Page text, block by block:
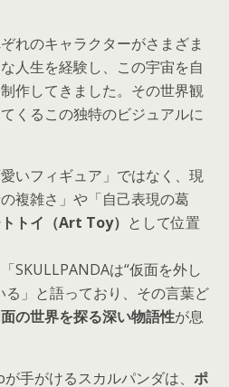
れのキャラクターがさまざま
人生を経験し、この宇宙を自
作してきました。その世界観
くるこの独特のビジュアルに
いフィギュア」ではなく、現
複雑さ」や「自己表現の葛
トイ（Art Toy） として位置
SKULLPANDAは“仮面を外し
る」と語っており、その言葉ど
の世界を探る深い物語性が息
手がけるスカルパンダは、 ポ